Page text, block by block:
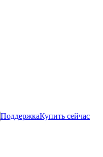
ПоддержкаКупить сейчас